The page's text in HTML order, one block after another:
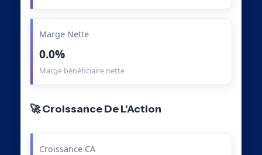
Marge Nette
0.0%
Marge bénéficiaire nette
🚀 Croissance De L’Action
Croissance CA